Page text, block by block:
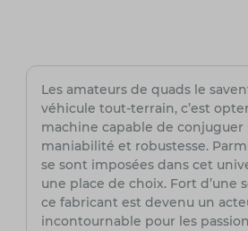
Les amateurs de quads le
véhicule tout-terrain, c’est
machine capable de conjuguer
maniabilité et robustesse.
se sont imposées dans cet
une place de choix. Fort d’une
ce fabricant est devenu un
incontournable pour les